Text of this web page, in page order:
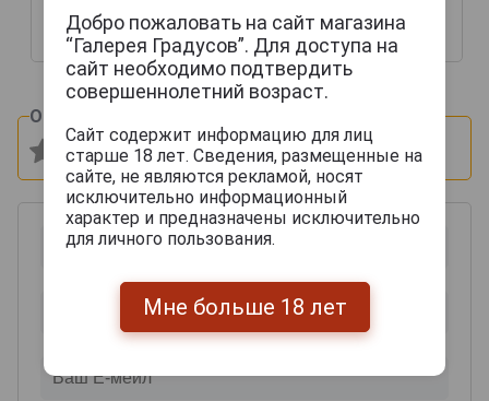
389 893 руб.
97 599 руб.
Оцените и напишите отзыв:
Добро пожаловать на сайт магазина
“Галерея Градусов”. Для доступа на
сайт необходимо подтвердить
совершеннолетний возраст.
Сайт содержит информацию для лиц
старше 18 лет. Сведения, размещенные на
сайте, не являются рекламой, носят
исключительно информационный
характер и предназначены исключительно
для личного пользования.
Мне больше 18 лет